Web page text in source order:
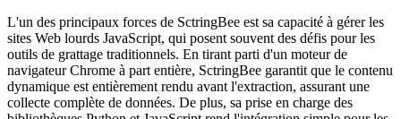
L'un des principaux forces de SctringBee est sa capacité à gérer les
sites Web lourds JavaScript, qui posent souvent des défis pour les
outils de grattage traditionnels. En tirant parti d'un moteur de
navigateur Chrome à part entière, SctringBee garantit que le contenu
dynamique est entièrement rendu avant l'extraction, assurant une
collecte complète de données. De plus, sa prise en charge des